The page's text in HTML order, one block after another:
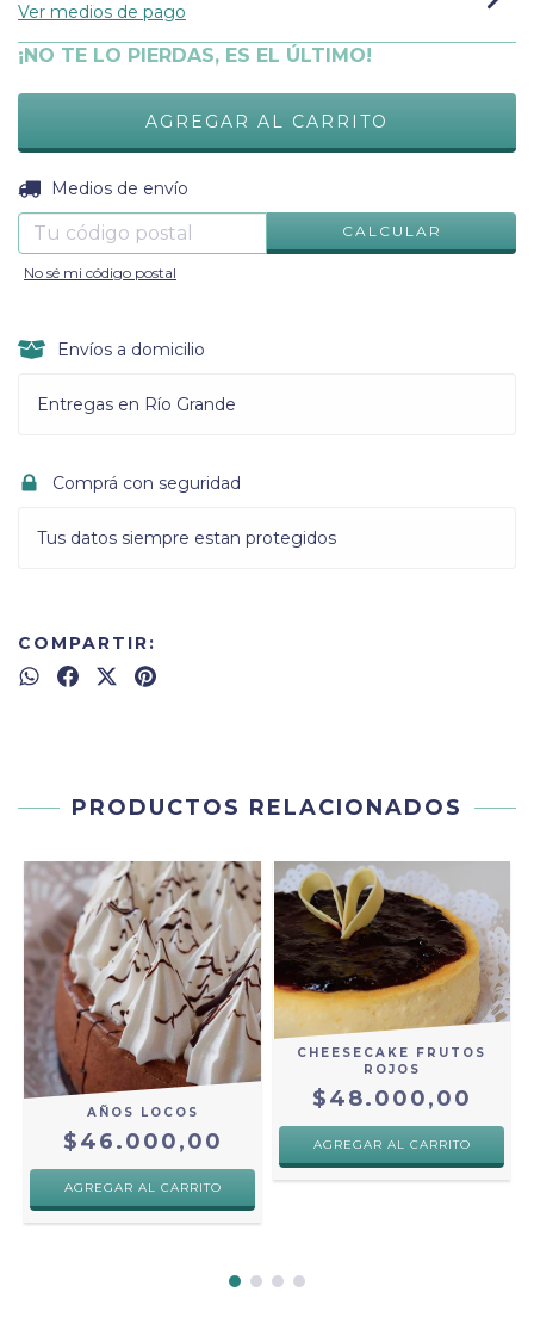
Ver medios de pago
¡NO TE LO PIERDAS, ES EL ÚLTIMO!
Entregas para el CP:
Medios de envío
CALCULAR
No sé mi código postal
Envíos a domicilio
Entregas en Río Grande
Comprá con seguridad
Tus datos siempre estan protegidos
COMPARTIR:
PRODUCTOS RELACIONADOS
AÑOS LOCOS
$46.000,00
CHEESECAKE FRUTOS
ROJOS
$48.000,00